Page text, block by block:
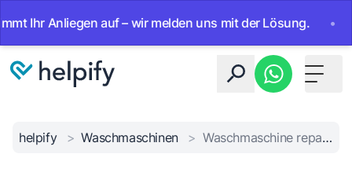
Anliegen auf – wir melden uns mit der Lösung. • Ab
Toggle
helpify > Waschmaschinen > Waschmaschine reparieren: Was tun, wenn der Gummi verdreht ist?